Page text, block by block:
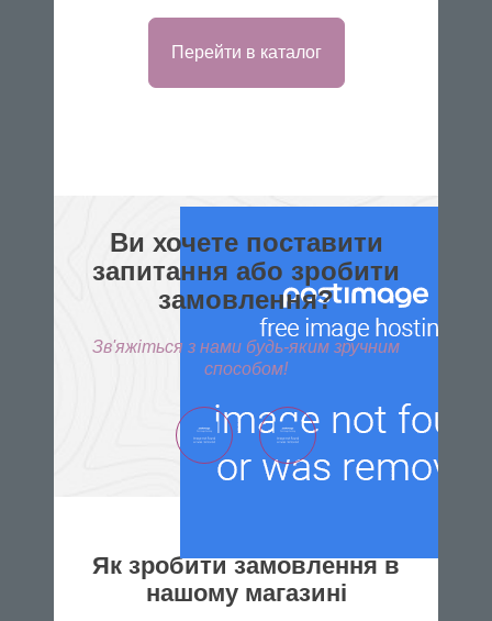
Перейти в каталог
Ви хочете поставити
запитання або зробити
замовлення?
Зв'яжіться з нами будь-яким зручним
способом!
Як зробити замовлення в
нашому магазині